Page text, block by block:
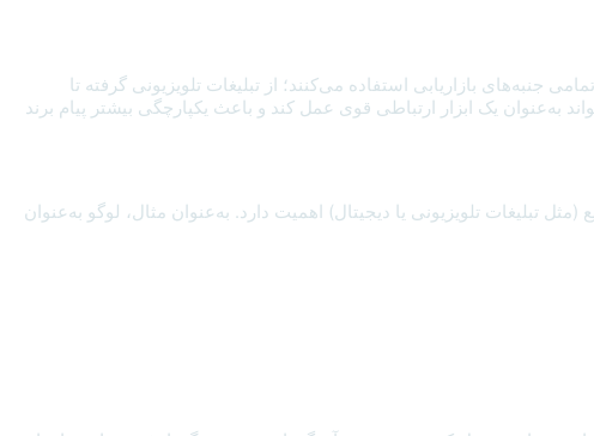
جنبه‌های بازاریابی استفاده می‌کنند؛ از تبلیغات تلویزیونی گرفته تا
یک ابزار ارتباطی قوی عمل کند و باعث یکپارچگی بیشتر پیام برند
تبلیغات تلویزیونی یا دیجیتال) اهمیت دارد. به‌عنوان مثال، لوگو به‌عنوان